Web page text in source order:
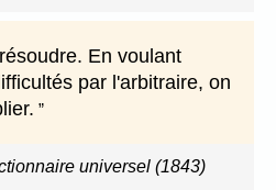
En voulant
par l'arbitraire, on
universel (1843)